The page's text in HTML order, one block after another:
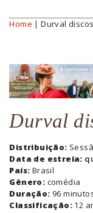
Você está
Home | Durval
Durval
Distribuição:
Data de estreia:
País: Brasil
Gênero: comédia
Duração: 96
Classificação: 12